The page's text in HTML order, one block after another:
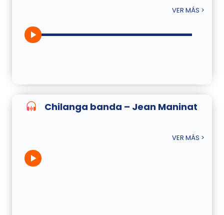
VER MÁS >
Chilanga banda – Jean Maninat
VER MÁS >